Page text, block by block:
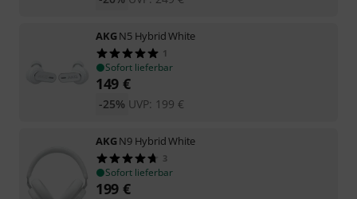
AKGN5 Hybrid White
1
Sofort lieferbar
149 €
UVP: 199 €
-25%
AKGN9 Hybrid White
3
Sofort lieferbar
199 €